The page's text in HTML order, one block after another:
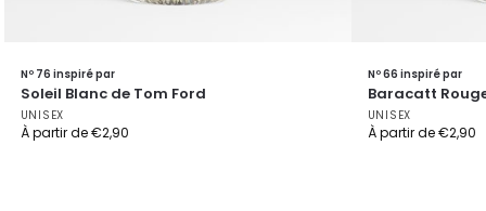
Nº 76 inspiré par
Soleil Blanc de Tom Ford
UNISEX
À partir de€2,90
Nº 66 inspiré par
Baracatt
UNISEX
À partir de€2,90